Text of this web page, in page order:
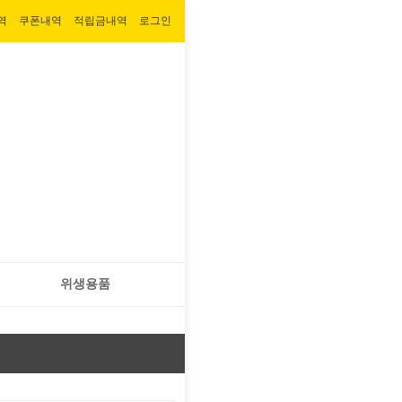
쿠폰내역 적립금내역 로그인
위생용품